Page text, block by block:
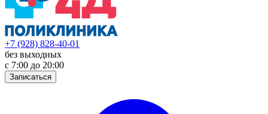
+7 (928) 828-40-01
без выходных
с 7:00 до 20:00
Записаться